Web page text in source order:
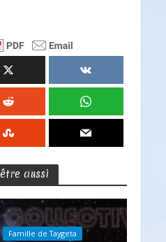
aussi
Famille de Taygeta